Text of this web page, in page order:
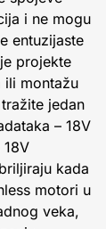
i ne mogu
entuzijaste
projekte
ili montažu
jedan
– 18V
kada
motori u
veka,